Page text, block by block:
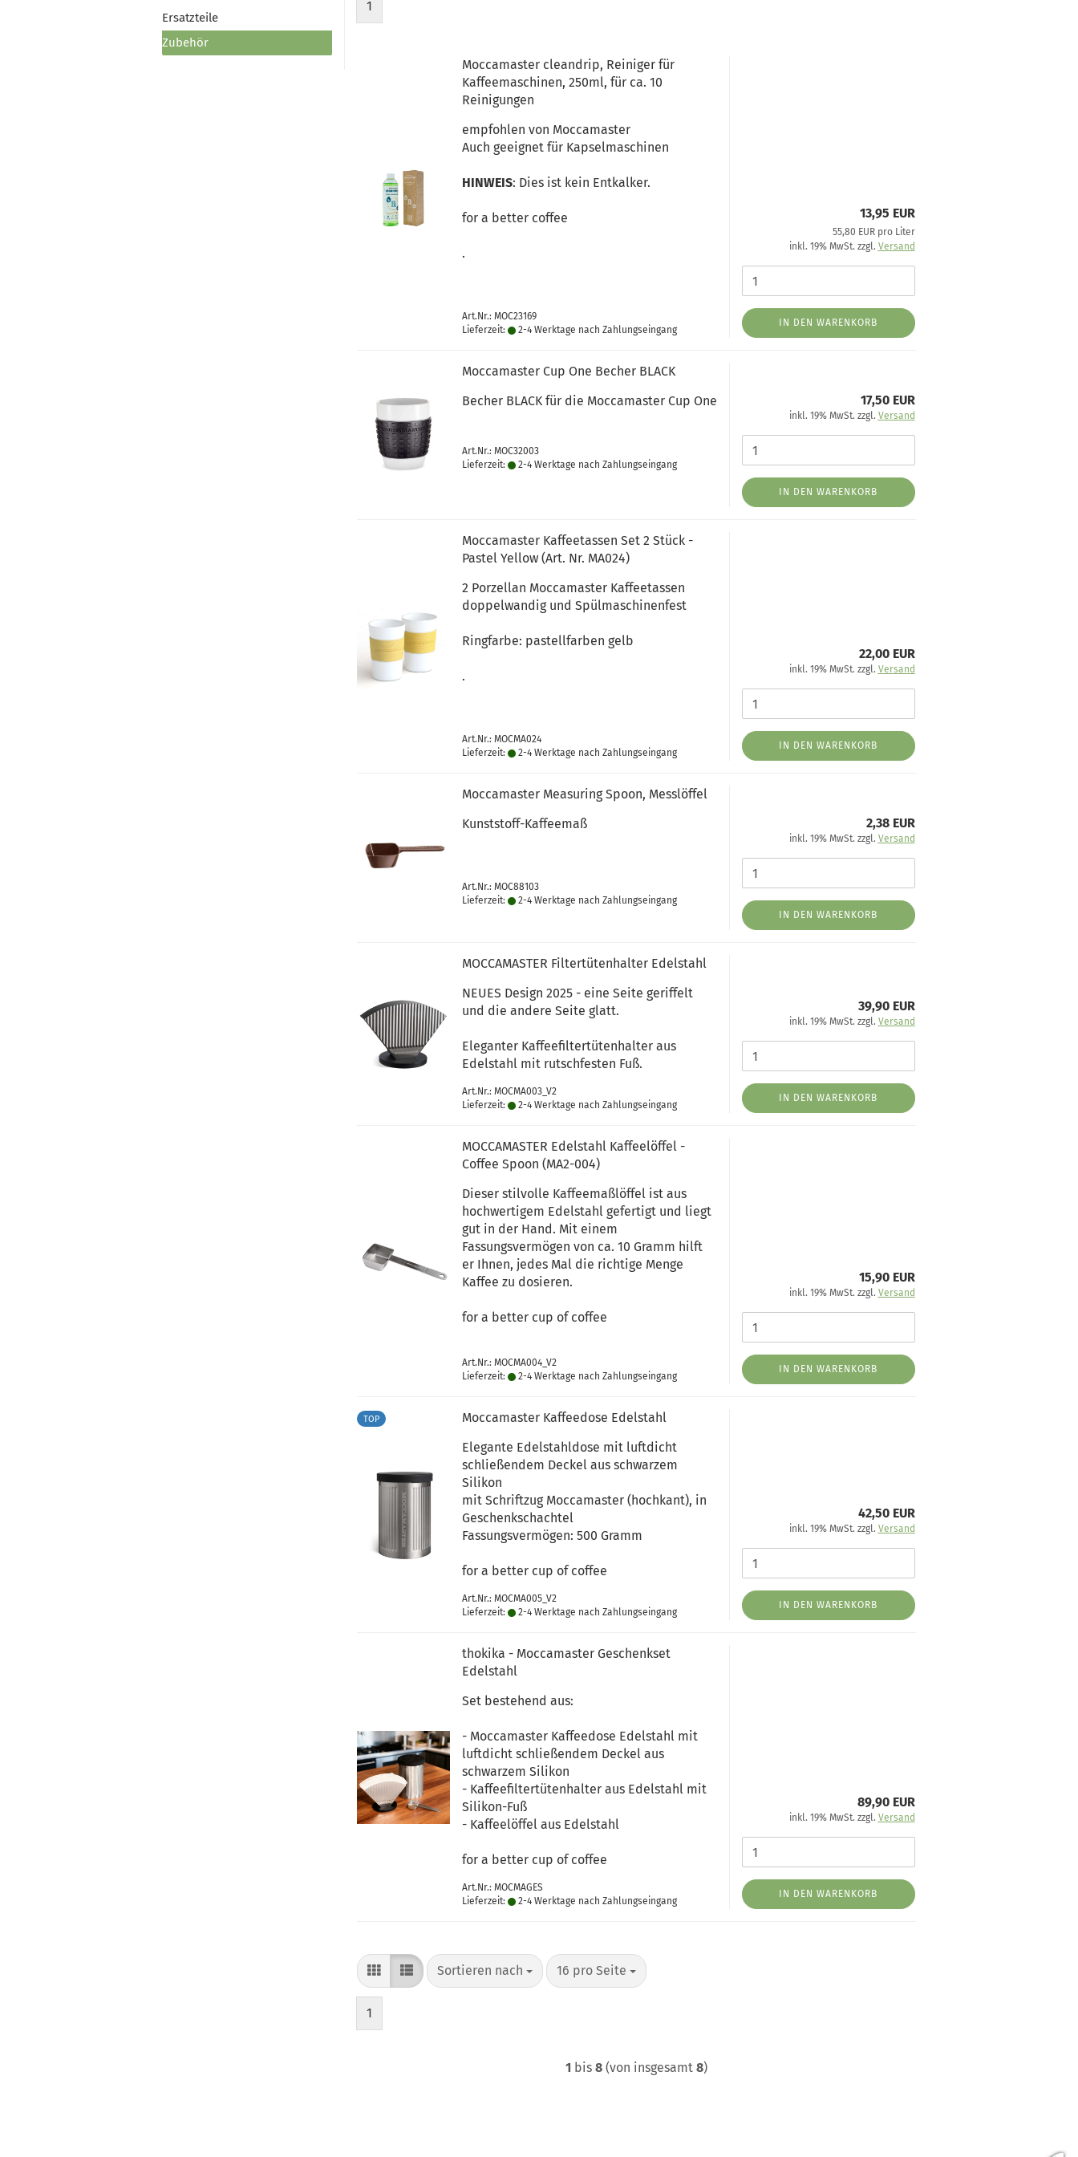
Ersatzteile
Zubehör
1
Moccamaster cleandrip, Reiniger für
Kaffeemaschinen, 250ml, für ca. 10
Reinigungen
empfohlen von Moccamaster
Auch geeignet für Kapselmaschinen
HINWEIS: Dies ist kein Entkalker.
for a better coffee
.
Art.Nr.: MOC23169
Lieferzeit:
2-4 Werktage nach Zahlungseingang
13,95 EUR
55,80 EUR pro Liter
inkl. 19% MwSt. zzgl. Versand
IN DEN WARENKORB
Moccamaster Cup One Becher BLACK
Becher BLACK für die Moccamaster Cup One
Art.Nr.: MOC32003
Lieferzeit:
2-4 Werktage nach Zahlungseingang
17,50 EUR
inkl. 19% MwSt. zzgl. Versand
IN DEN WARENKORB
Moccamaster Kaffeetassen Set 2 Stück -
Pastel Yellow (Art. Nr. MA024)
2 Porzellan Moccamaster Kaffeetassen
doppelwandig und Spülmaschinenfest
Ringfarbe: pastellfarben gelb
.
Art.Nr.: MOCMA024
Lieferzeit:
2-4 Werktage nach Zahlungseingang
22,00 EUR
inkl. 19% MwSt. zzgl. Versand
IN DEN WARENKORB
Moccamaster Measuring Spoon, Messlöffel
Kunststoff-Kaffeemaß
Art.Nr.: MOC88103
Lieferzeit:
2-4 Werktage nach Zahlungseingang
2,38 EUR
inkl. 19% MwSt. zzgl. Versand
IN DEN WARENKORB
MOCCAMASTER Filtertütenhalter Edelstahl
NEUES Design 2025 - eine Seite geriffelt
und die andere Seite glatt.
Eleganter Kaffeefiltertütenhalter aus
Edelstahl mit rutschfesten Fuß.
Art.Nr.: MOCMA003_V2
Lieferzeit:
2-4 Werktage nach Zahlungseingang
39,90 EUR
inkl. 19% MwSt. zzgl. Versand
IN DEN WARENKORB
MOCCAMASTER Edelstahl Kaffeelöffel -
Coffee Spoon (MA2-004)
Dieser stilvolle Kaffeemaßlöffel ist aus
hochwertigem Edelstahl gefertigt und liegt
gut in der Hand. Mit einem
Fassungsvermögen von ca. 10 Gramm hilft
er Ihnen, jedes Mal die richtige Menge
Kaffee zu dosieren.
for a better cup of coffee
Art.Nr.: MOCMA004_V2
Lieferzeit:
2-4 Werktage nach Zahlungseingang
15,90 EUR
inkl. 19% MwSt. zzgl. Versand
IN DEN WARENKORB
TOP
Moccamaster Kaffeedose Edelstahl
Elegante Edelstahldose mit luftdicht
schließendem Deckel aus schwarzem
Silikon
mit Schriftzug Moccamaster (hochkant), in
Geschenkschachtel
Fassungsvermögen: 500 Gramm
for a better cup of coffee
Art.Nr.: MOCMA005_V2
Lieferzeit:
2-4 Werktage nach Zahlungseingang
42,50 EUR
inkl. 19% MwSt. zzgl. Versand
IN DEN WARENKORB
thokika - Moccamaster Geschenkset
Edelstahl
Set bestehend aus:
- Moccamaster Kaffeedose Edelstahl mit
luftdicht schließendem Deckel aus
schwarzem Silikon
- Kaffeefiltertütenhalter aus Edelstahl mit
Silikon-Fuß
- Kaffeelöffel aus Edelstahl
for a better cup of coffee
Art.Nr.: MOCMAGES
Lieferzeit:
2-4 Werktage nach Zahlungseingang
89,90 EUR
inkl. 19% MwSt. zzgl. Versand
IN DEN WARENKORB
Sortieren nach
Sortieren nach 16 pro Seite
pro Seite
1
1 bis 8(von insgesamt 8)